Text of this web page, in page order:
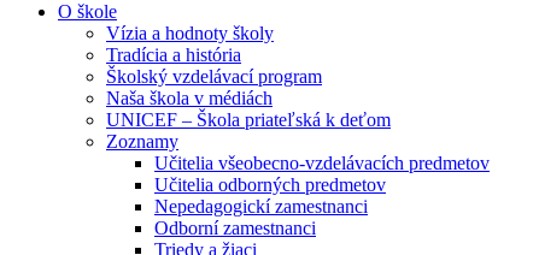
O škole
Vízia a hodnoty školy
Tradícia a história
Školský vzdelávací program
Naša škola v médiách
UNICEF – Škola priateľská k deťom
Zoznamy
Učitelia všeobecno-vzdelávacích predmetov
Učitelia odborných predmetov
Nepedagogickí zamestnanci
Odborní zamestnanci
Triedy a žiaci